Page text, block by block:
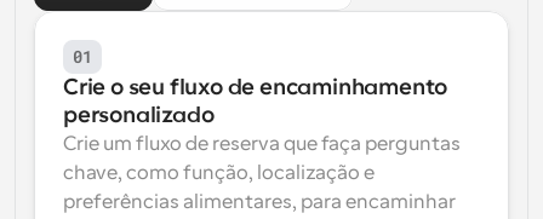
Links de Grupo Dinâmico
Agende reuniões de forma fluida com várias pessoas
Webhooks
Receba notificações quando algo acontecer
01
Crie o seu fluxo de encaminhamento
personalizado
Crie um fluxo de reserva que faça perguntas
chave, como função, localização e
preferências alimentares, para encaminhar